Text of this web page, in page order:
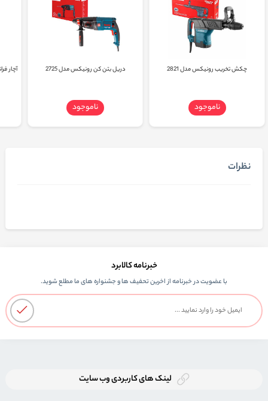
چکش تخریب رونیکس مدل 2821
ناموجود
دریل بتن کن رونیکس مدل 2725
ناموجود
نظرات
خبرنامه کالابرد
با عضویت در خبرنامه از اخرین تحفیف ها و جشنواره های ما مطلع شوید.
لینک های کاربردی وب سایت